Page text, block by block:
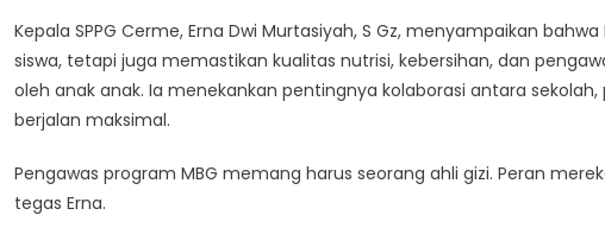
Kepala SPPG Cerme, Erna Dwi Murtasiyah, S Gz, menyampaikan
siswa, tetapi juga memastikan kualitas nutrisi, kebersihan, dan
oleh anak anak. Ia menekankan pentingnya kolaborasi antara
berjalan maksimal.
Pengawas program MBG memang harus seorang ahli gizi. Peran
tegas Erna.